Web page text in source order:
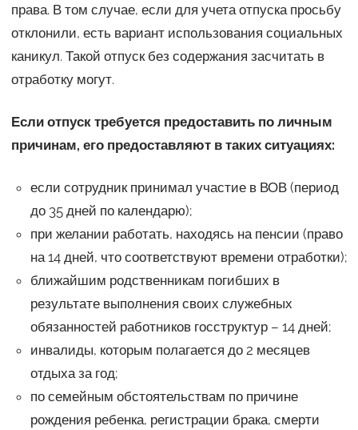
права. В том случае, если для учета отпуска просьбу
отклонили, есть вариант использования социальных
каникул. Такой отпуск без содержания засчитать в
отработку могут.
Если отпуск требуется предоставить по личным
причинам, его предоставляют в таких ситуациях:
если сотрудник принимал участие в ВОВ (период
до 35 дней по календарю);
при желании работать, находясь на пенсии (право
на 14 дней, что соответствуют времени отработки);
ближайшим родственникам погибших в
результате выполнения своих служебных
обязанностей работников госструктур – 14 дней;
инвалиды, которым полагается до 2 месяцев
отдыха за год;
по семейным обстоятельствам по причине
рождения ребенка, регистрации брака, смерти